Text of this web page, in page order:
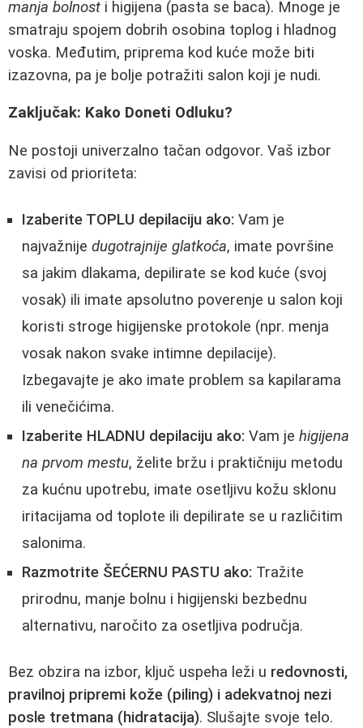
manja bolnost i higijena (pasta se baca). Mnoge je
smatraju spojem dobrih osobina toplog i hladnog
voska. Međutim, priprema kod kuće može biti
izazovna, pa je bolje potražiti salon koji je nudi.
Zaključak: Kako Doneti Odluku?
Ne postoji univerzalno tačan odgovor. Vaš izbor
zavisi od prioriteta:
Izaberite TOPLU depilaciju ako: Vam je
najvažnije dugotrajnije glatkoća, imate površine
sa jakim dlakama, depilirate se kod kuće (svoj
vosak) ili imate apsolutno poverenje u salon koji
koristi stroge higijenske protokole (npr. menja
vosak nakon svake intimne depilacije).
Izbegavajte je ako imate problem sa kapilarama
ili venečićima.
Izaberite HLADNU depilaciju ako: Vam je higijena
na prvom mestu, želite bržu i praktičniju metodu
za kućnu upotrebu, imate osetljivu kožu sklonu
iritacijama od toplote ili depilirate se u različitim
salonima.
Razmotrite ŠEĆERNU PASTU ako: Tražite
prirodnu, manje bolnu i higijenski bezbednu
alternativu, naročito za osetljiva područja.
Bez obzira na izbor, ključ uspeha leži u redovnosti,
pravilnoj pripremi kože (piling) i adekvatnoj nezi
posle tretmana (hidratacija). Slušajte svoje telo.